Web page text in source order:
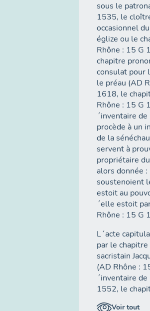
sous le
1535, le
occasionnel
églize ou le
Rhône : 15 G
chapitre
consulat pour
le préau (AD
1618, le
Rhône : 15 G
´inventaire
procède à un
de la
servent à
propriétaire
alors donnée
soustenoient
estoit au
´elle estoit
Rhône : 15 G
L´acte
par le
sacristain
(AD Rhône :
´inventaire
1552, le
galerie une
Voir tout